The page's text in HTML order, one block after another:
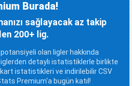
Burada!
sağlayacak az takip
200+ lig.
olan ligler hakkında
liglerden detaylı istatistiklerle birlikte
istatistikleri ve indirilebilir CSV
Premium'a bugün katıl!